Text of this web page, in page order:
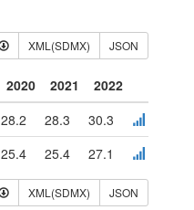
XML(SDMX) JSON
2020 2021
2022
28.2 28.3
30.3
25.4 25.4 27.1
XML(SDMX) JSON